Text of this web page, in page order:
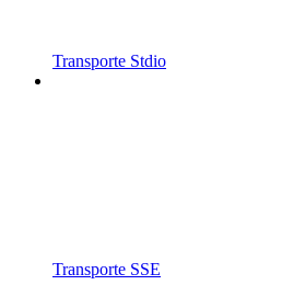
Transporte Stdio
Transporte SSE